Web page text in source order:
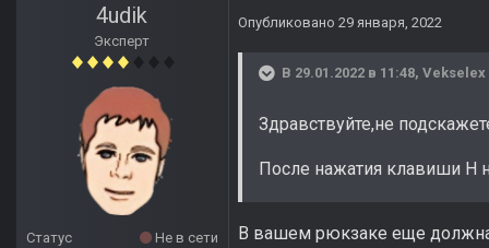
4udik
Эксперт
Статус
Не в сети
Опубликовано 29 января, 2022
В 29.01.2022 в 11:48, Vekselex
Здравствуйте,не
После нажатия клавиши H
В вашем рюкзаке еще должна